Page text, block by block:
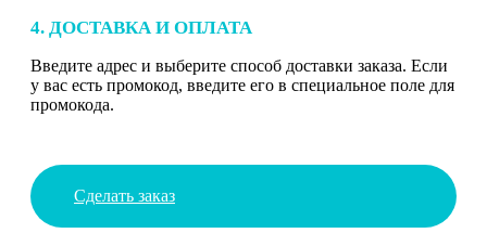
4. ДОСТАВКА И ОПЛАТА
Введите адрес и выберите способ доставки заказа. Если
у вас есть промокод, введите его в специальное поле для
промокода.
Сделать заказ